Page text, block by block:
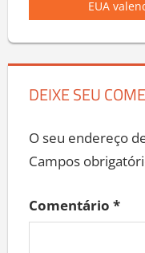
EUA
DEIXE SEU
O seu endereço
Campos
Comentário *